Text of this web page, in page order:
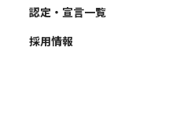
認定・宣言一覧
採用情報